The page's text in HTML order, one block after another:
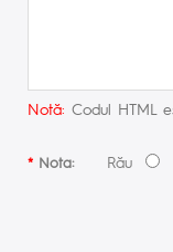
Notă: Codul HTML
Nota:Rău